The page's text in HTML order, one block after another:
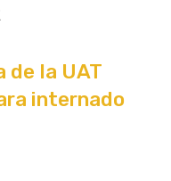
de la UAT
internado